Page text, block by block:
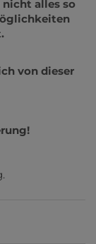
nicht alles so
von dieser